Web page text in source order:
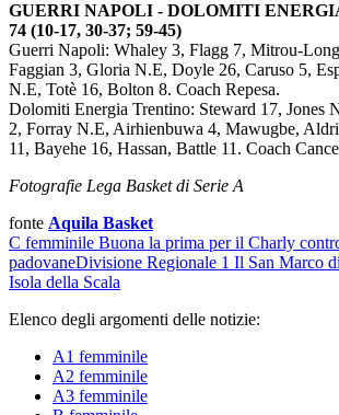
GUERRI NAPOLI - DOLOMITI
74 (10-17, 30-37; 59-45)
Guerri Napoli: Whaley 3, Flagg 7, Mitrou-
Faggian 3, Gloria N.E, Doyle 26, Caruso 5,
N.E, Totè 16, Bolton 8. Coach Repesa.
Dolomiti Energia Trentino: Steward 17, Jones
2, Forray N.E, Airhienbuwa 4, Mawugbe,
11, Bayehe 16, Hassan, Battle 11. Coach
Fotografie Lega Basket di Serie A
fonte Aquila Basket
C femminile Buona la prima per il Charly
padovaneDivisione Regionale 1 Il San Marco
Isola della Scala
Elenco degli argomenti delle notizie:
A1 femminile
A2 femminile
A3 femminile